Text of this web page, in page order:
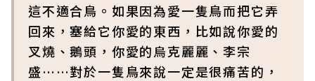
這不適合鳥。如果因為愛一隻鳥而把它弄
回來，塞給它你愛的東西，比如說你愛的
叉燒、鵝頭，你愛的烏克麗麗、李宗
盛……對於一隻鳥來說一定是很痛苦的，